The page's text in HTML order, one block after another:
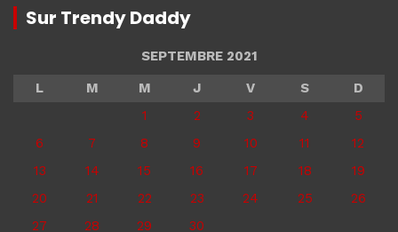
Sur Trendy Daddy
SEPTEMBRE 2021
L
M M J V S
D
1
2 3 4
5
6
7 8 9 10 11
12
13
14 15 16 17 18
19
20
21 22 23 24 25
26
27
28 29 30